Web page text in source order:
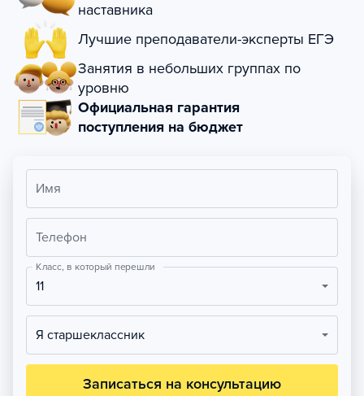
наставника
Лучшие преподаватели-эксперты ЕГЭ
Занятия в небольших группах по
уровню
Официальная гарантия
поступления на бюджет
Имя
Телефон
Класс, в который перешли
11
Я старшеклассник
Записаться на консультацию